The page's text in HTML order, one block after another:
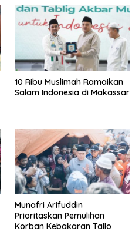
10 Ribu Muslimah Ramaikan
Salam Indonesia di Makassar
Munafri Arifuddin
Prioritaskan Pemulihan
Korban Kebakaran Tallo